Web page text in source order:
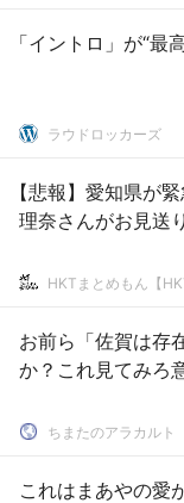
「イントロ」が“最
ラウドロッカーズ
【悲報】愛知県が
理奈さんがお見送
HKTまとめもん【
お前ら「佐賀は存
か？これ見てみろ
ちまたのアラカルト
これはまあやの愛